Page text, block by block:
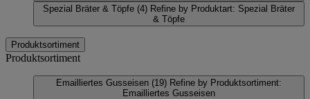
Spezial Bräter & Töpfe (4) Refine by Produktart: Spezial Bräter
& Töpfe
Produktsortiment
Produktsortiment
Emailliertes Gusseisen (19) Refine by Produktsortiment:
Emailliertes Gusseisen